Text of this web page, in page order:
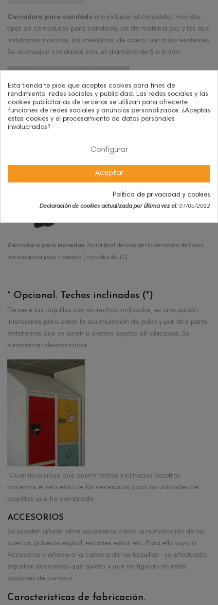
Cerradura para candado (no incluyen el candado). Hay dos
tipos de cerraduras para candado, las de material pvc y las que
instalamos nosotros, las metálicas, de acero; son más resistentes.
Se aconsejan candados con un diámetro de 5 o 6 mm.
cerradura fiable, fácil de usar, sin llaves y con una llave maestra
Cerradura para monedas. Posibilidad de cambiar la cerradura de llaves
por cerradura para monedas (monedas de 1€)
* Opcional. Techos inclinados (*)
De serie las taquillas van sin techos inclinados; es una opción
interesante para evitar la acumulación de polvo y por otra parte
evitaremos que se dejen u olviden objetos allí ubicados. Se
suministran desmontados.
Cuando indique que quiere techos inclinados nosotros
hacemos el recuento de los necesarios para las unidades de
taquillas que ha comprado.
ACCESORIOS
Se pueden añadir otros accesorios como la numeración de las
puertas, pulseras espiral, estantes extra, etc. Para ello vaya a
Accesorios y añada a la compra de las taquillas -ya efectuada-
aquellos accesorios que quiera y que no figuran en estas
opciones de compra.
Características de fabricación.
Esta tienda te pide que aceptes cookies para fines de
rendimiento, redes sociales y publicidad. Las redes sociales y las
cookies publicitarias de terceros se utilizan para ofrecerte
funciones de redes sociales y anuncios personalizados. ¿Aceptas
estas cookies y el procesamiento de datos personales
involucrados?
Configurar
Aceptar
Política de privacidad y cookies
Declaración de cookies actualizada por última vez el: 01/06/2022